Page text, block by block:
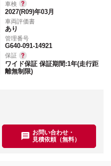
車検
2027(R09)年03月
車両評価書
あり
管理番号
G640-091-14921
保証
ワイド保証 保証期間:1年(走行距
離無制限)
お問い合わせ・
見積依頼（無料）